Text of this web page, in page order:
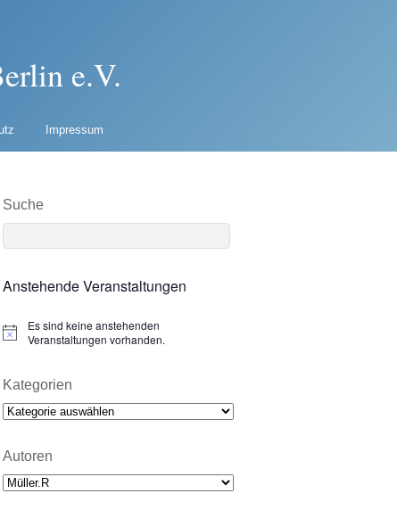
e.V.
Impressum
Suche
Anstehende Veranstaltungen
N
i
c
e
Es sind keine anstehenden
Veranstaltungen vorhanden.
Kategorien
Kategorien
Autoren